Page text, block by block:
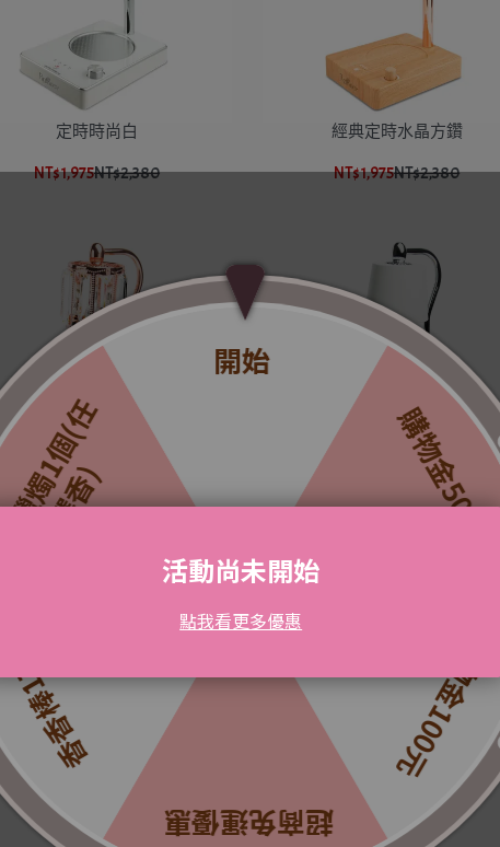
定時時尚白
NT$1,975NT$2,380
經典定時水晶方鑽
NT$1,975NT$2,380
經典定時典雅方
經典定時都會白